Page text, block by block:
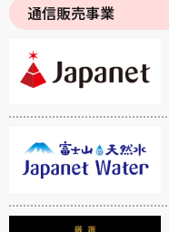
通信販売事業